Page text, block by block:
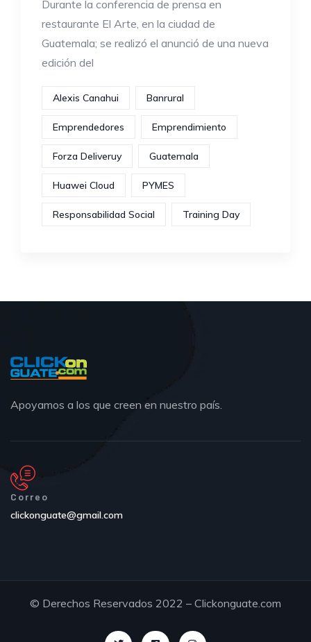
Durante la conferencia de prensa en
restaurante El Arte, en la ciudad de
Guatemala; se realizó el anunció de una nueva
edición del
Alexis Canahui Banrural
Emprendedores Emprendimiento
Forza Deliveruy Guatemala
Huawei Cloud PYMES
Responsabilidad Social Training Day
Apoyamos a los que creen en nuestro país.
Correo
clickonguate@gmail.com
© Derechos Reservados 2022 – Clickonguate.com